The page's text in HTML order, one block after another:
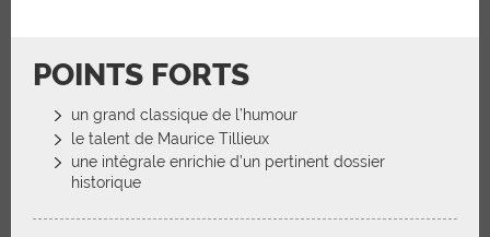
POINTS FORTS
un grand classique de l’humour
le talent de Maurice Tillieux
une intégrale enrichie d’un pertinent dossier
historique